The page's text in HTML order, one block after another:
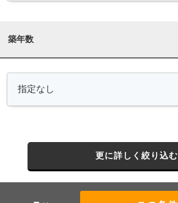
築年数
更に詳しく絞り込む